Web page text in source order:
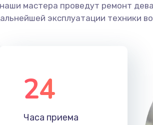
мастера проведут ремонт
эксплуатации техники
24
Часа приема